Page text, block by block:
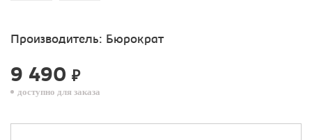
Производитель: Бюрократ
9 490 ₽
доступно для заказа